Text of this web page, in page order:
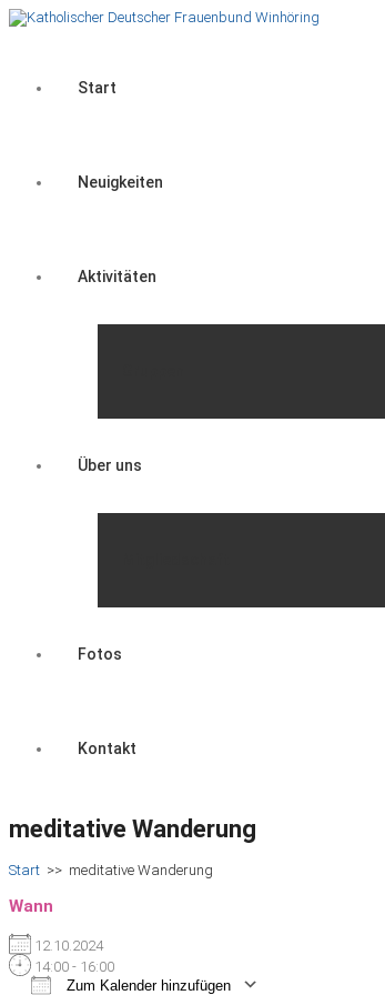
Start
Neuigkeiten
Aktivitäten
Über uns
Fotos
Kontakt
meditative Wanderung
Start >> meditative Wanderung
Wann
12.10.2024
14:00 - 16:00
Zum Kalender hinzufügen